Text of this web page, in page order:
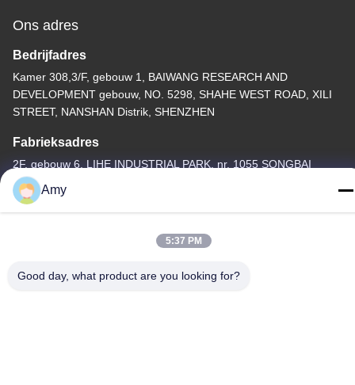
Ons adres
Bedrijfadres
Kamer 308,3/F, gebouw 1, BAIWANG RESEARCH AND
DEVELOPMENT gebouw, NO. 5298, SHAHE WEST ROAD, XILI
STREET, NANSHAN Distrik, SHENZHEN
Fabrieksadres
2F, gebouw 6, LIHE INDUSTRIAL PARK, nr. 1055 SONGBAI
ROAD, XILI, NANSHAN, SHENZHEN
Telefoon
Amy
5:37 PM
Good day, what product are you looking for?